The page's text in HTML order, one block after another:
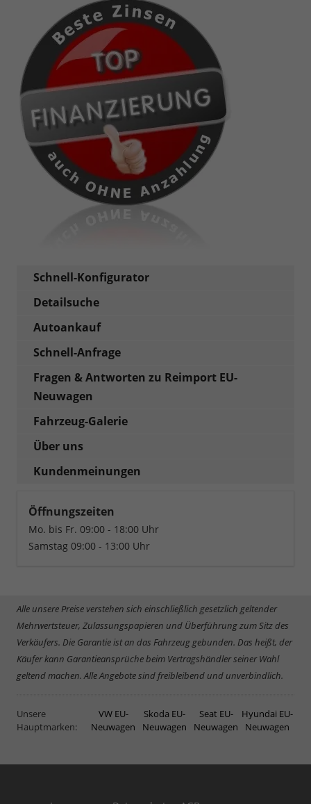
Schnell-Konfigurator
Detailsuche
Autoankauf
Schnell-Anfrage
Fragen & Antworten zu Reimport EU-
Neuwagen
Fahrzeug-Galerie
Über uns
Kundenmeinungen
Öffnungszeiten
Mo. bis Fr. 09:00 - 18:00 Uhr
Samstag 09:00 - 13:00 Uhr
Alle unsere Preise verstehen sich einschließlich gesetzlich geltender
Mehrwertsteuer, Zulassungspapieren und Überführung zum Sitz des
Verkäufers. Die Garantie ist an das Fahrzeug gebunden. Das heißt, der
Käufer kann Garantieansprüche beim Vertragshändler seiner Wahl
geltend machen. Alle Angebote sind freibleibend und unverbindlich.
Unsere
Hauptmarken:
VW EU-
Neuwagen
Skoda EU-
Neuwagen
Seat EU-
Neuwagen
Hyundai EU-
Neuwagen